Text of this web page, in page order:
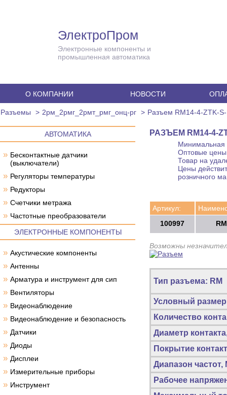
ЭлектроПром
Электронные компоненты и
промышленная автоматика
О КОМПАНИИ НОВОСТИ
Разъемы 2рм_2рмг_2рмт_рмг_онц-рг Разъем RM14-4-ZTK-
АВТОМАТИКА
» Бесконтактные датчики
(выключатели)
» Регуляторы температуры
» Редукторы
» Счетчики метража
» Частотные преобразователи
ЭЛЕКТРОННЫЕ КОМПОНЕНТЫ
» Акустические компоненты
» Антенны
» Арматура и инструмент для сип
» Вентиляторы
» Видеонаблюдение
» Видеонаблюдение и безопасность
» Датчики
» Диоды
» Дисплеи
» Измерительные приборы
» Инструмент
РАЗЪЕМ RM14-4-
Минимальная
Оптовые цены
Товар на
Цены
розничного
Артикул:
100997
Возможны
Тип разъема: RM
Условный размер
Количество
Диаметр
Покрытие
Диапазон частот,
Рабочее